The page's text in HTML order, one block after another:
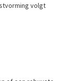
volgt